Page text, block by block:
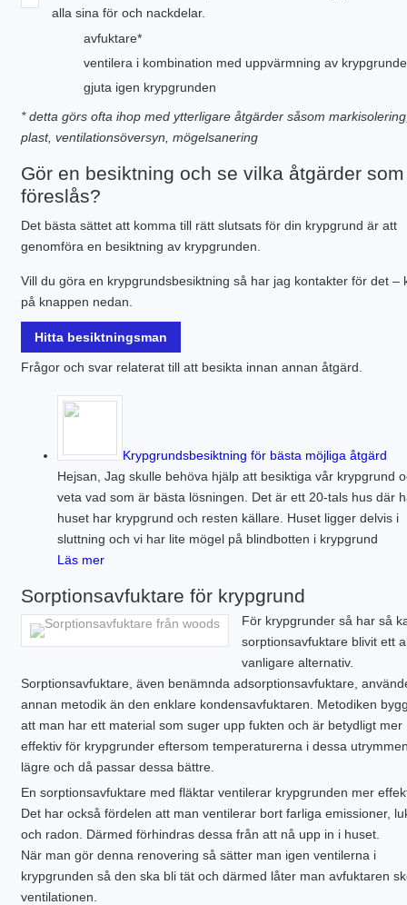
alla sina för och nackdelar.
avfuktare*
ventilera i kombination med uppvärmning av
gjuta igen krypgrunden
* detta görs ofta ihop med ytterligare åtgärder såsom
plast, ventilationsöversyn, mögelsanering
Gör en besiktning och se vilka åtgärder som
föreslås?
Det bästa sättet att komma till rätt slutsats för din krypgrund är att
genomföra en besiktning av krypgrunden.
Vill du göra en krypgrundsbesiktning så har jag kontakter för det –
på knappen nedan.
Hitta besiktningsman
Frågor och svar relaterat till att besikta innan annan åtgärd.
Krypgrundsbesiktning för bästa möjliga åtgärd
Hejsan, Jag skulle behöva hjälp att besiktiga vår krypgrund
veta vad som är bästa lösningen. Det är ett 20-tals hus där
huset har krypgrund och resten källare. Huset ligger delvis i
sluttning och vi har lite mögel på blindbotten i krypgrund
Läs mer
Sorptionsavfuktare för krypgrund
För krypgrunder så har så
sorptionsavfuktare blivit ett
vanligare alternativ.
Sorptionsavfuktare, även benämnda adsorptionsavfuktare,
annan metodik än den enklare kondensavfuktaren. Metodiken
att man har ett material som suger upp fukten och är betydligt mer
effektiv för krypgrunder eftersom temperaturerna i dessa
lägre och då passar dessa bättre.
En sorptionsavfuktare med fläktar ventilerar krypgrunden mer
Det har också fördelen att man ventilerar bort farliga emissioner,
och radon. Därmed förhindras dessa från att nå upp in i huset.
När man gör denna renovering så sätter man igen ventilerna i
krypgrunden så den ska bli tät och därmed låter man avfuktaren
ventilationen.